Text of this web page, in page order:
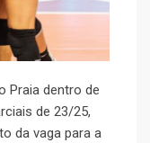
Praia dentro de
de 23/25,
da vaga para a